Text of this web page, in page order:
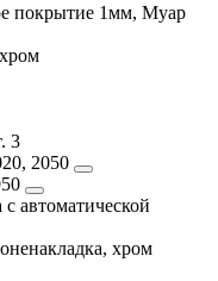
покрытие 1мм, Муар
3
2050
автоматической
хром